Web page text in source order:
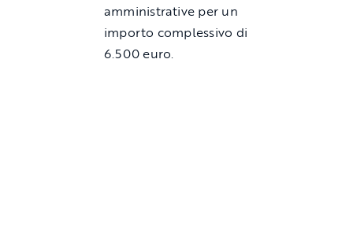
amministrative per un
importo complessivo di
6.500 euro.